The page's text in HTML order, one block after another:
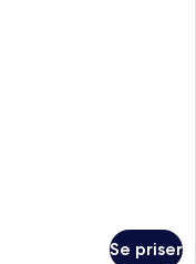
Se priser